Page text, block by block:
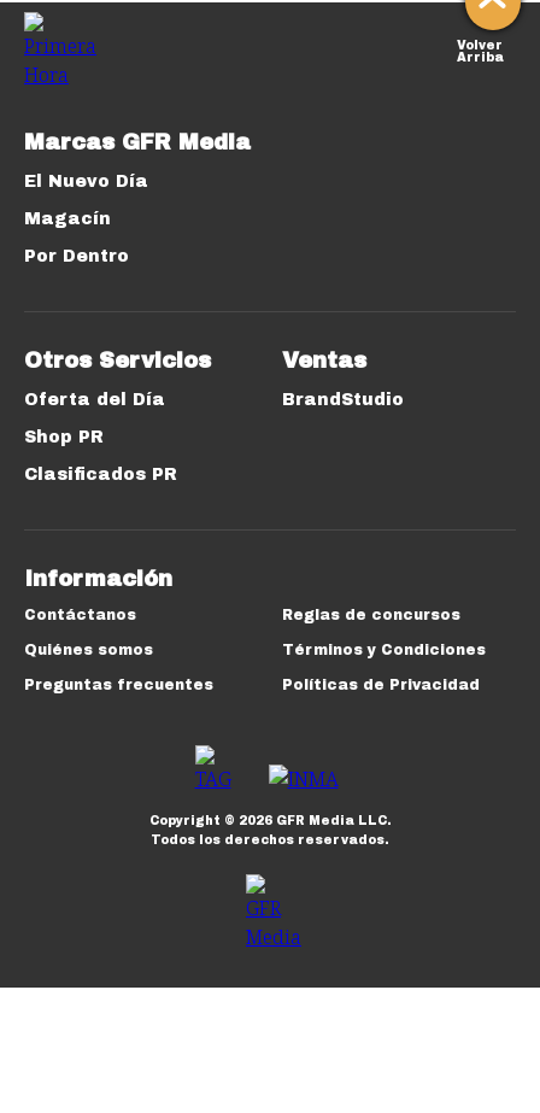
Volver
Arriba
Marcas GFR Media
El Nuevo Día
Magacín
Por Dentro
Otros Servicios
Oferta del Día
Shop PR
Clasificados PR
Ventas
BrandStudio
Información
Contáctanos
Quiénes somos
Preguntas frecuentes
Reglas de concursos
Términos y Condiciones
Políticas de Privacidad
Copyright © 2026GFR Media LLC.
Todos los derechos reservados.